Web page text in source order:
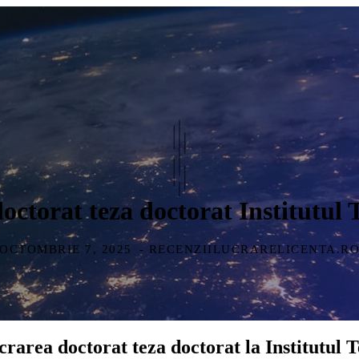
teza doctorat Institutul
OCTOMBRIE 7, 2025 - RECENZIILUCRARELICENTA.RO
doctorat teza doctorat la Institutul